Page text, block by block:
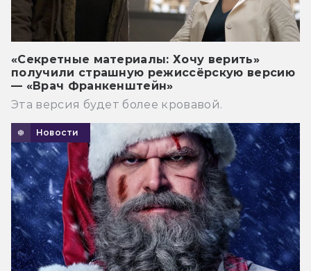
«Секретные материалы: Хочу верить»
получили страшную режиссёрскую версию
— «Врач Франкенштейн»
Эта версия будет более кровавой.
Новости